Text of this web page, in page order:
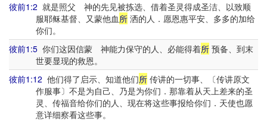
彼前1:2 就是照父 神的先见被拣选、借着圣灵得成圣洁、以致顺
服耶稣基督、又蒙他血所洒的人．愿恩惠平安、多多的加给
你们。
彼前1:5 你们这因信蒙 神能力保守的人、必能得着所 预备、到末
世要显现的救恩。
彼前1:12 他们得了启示、知道他们所 传讲的一切事、〔传讲原文
作服事〕不是为自己、乃是为你们．那靠着从天上差来的圣
灵、传福音给你们的人、现在将这些事报给你们．天使也愿
意详细察看这些事。